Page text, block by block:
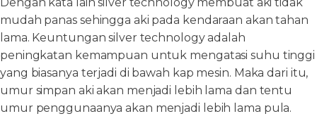
mudah panas sehingga aki pada kendaraan akan tahan
lama. Keuntungan silver technology adalah
peningkatan kemampuan untuk mengatasi suhu tinggi
yang biasanya terjadi di bawah kap mesin. Maka dari itu,
umur simpan aki akan menjadi lebih lama dan tentu
umur penggunaanya akan menjadi lebih lama pula.